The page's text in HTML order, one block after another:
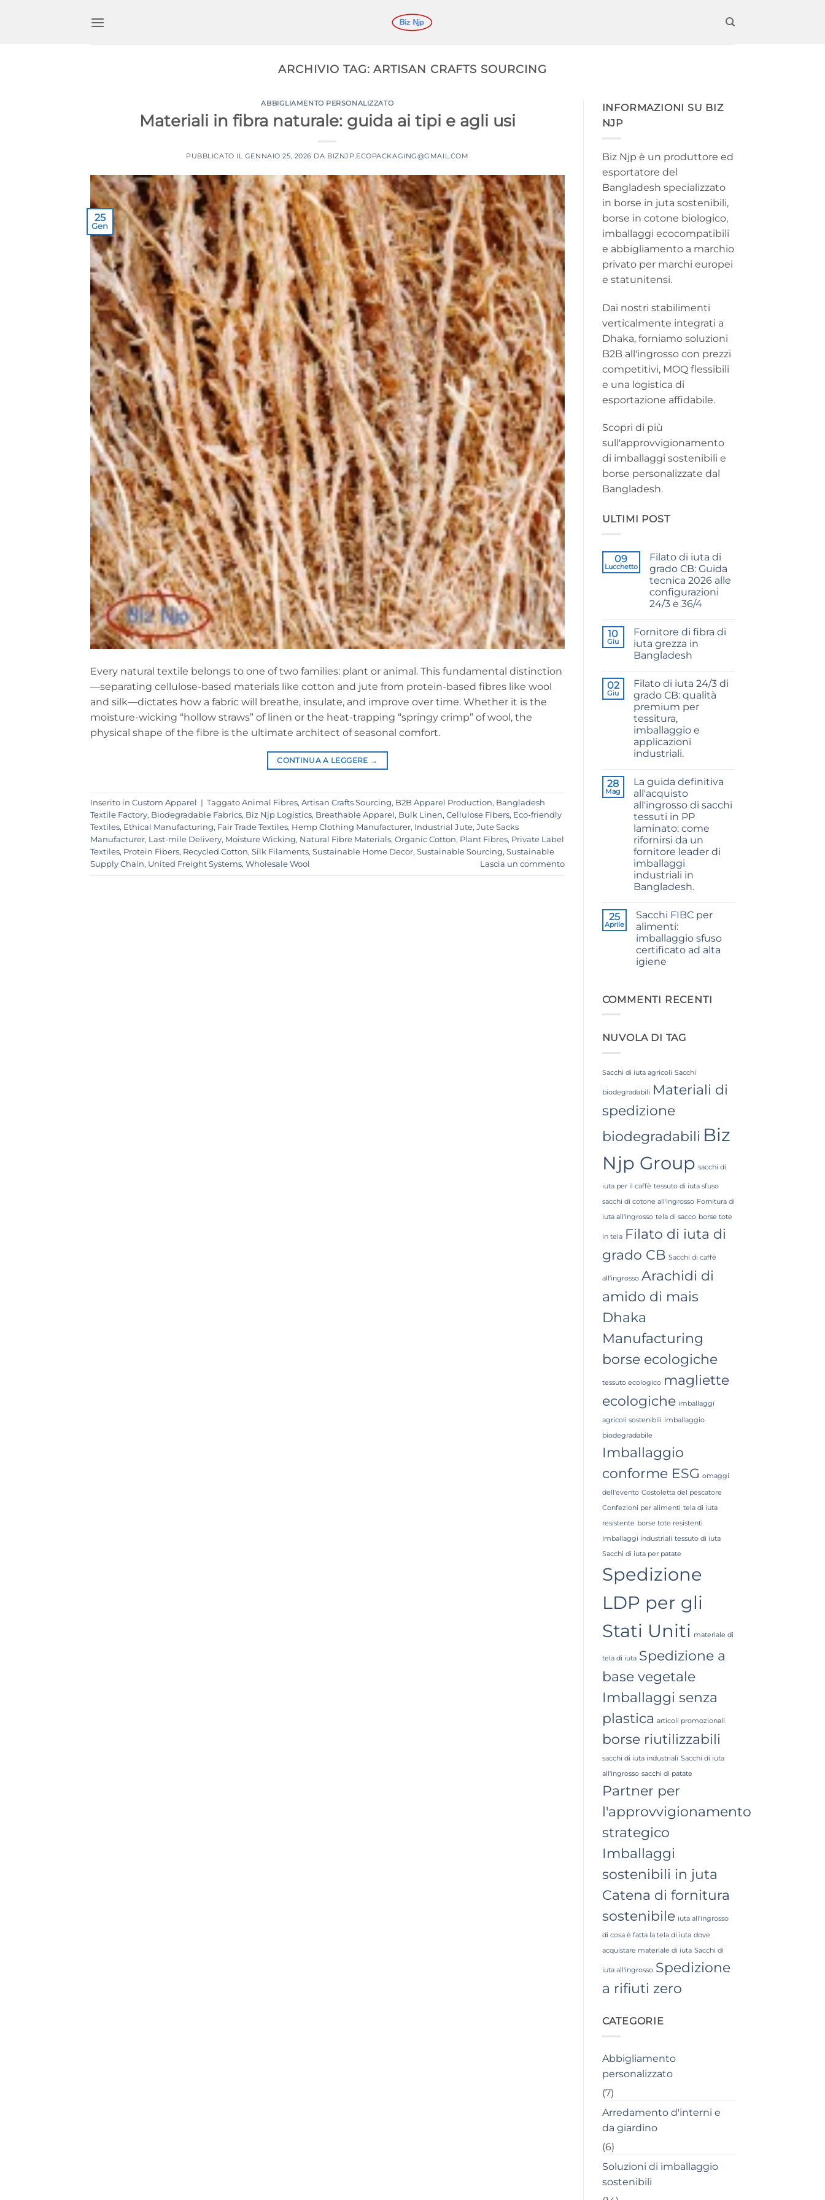
ARCHIVIO TAG:ARTISAN CRAFTS SOURCING
ABBIGLIAMENTO PERSONALIZZATO
Materiali in fibra naturale: guida ai tipi e agli usi
PUBBLICATO IL GENNAIO 25, 2026 DA BIZNJP.ECOPACKAGING@GMAIL.COM
25
Gen
Every natural textile belongs to one of two families: plant or animal. This fundamental distinction
—separating cellulose-based materials like cotton and jute from protein-based fibres like wool
and silk—dictates how a fabric will breathe, insulate, and improve over time. Whether it is the
moisture-wicking “hollow straws” of linen or the heat-trapping “springy crimp” of wool, the
physical shape of the fibre is the ultimate architect of seasonal comfort.
CONTINUA A LEGGERE →
Inserito in Custom Apparel | Taggato Animal Fibres, Artisan Crafts Sourcing, B2B Apparel Production, Bangladesh
Textile Factory, Biodegradable Fabrics, Biz Njp Logistics, Breathable Apparel, Bulk Linen, Cellulose Fibers, Eco-friendly
Textiles, Ethical Manufacturing, Fair Trade Textiles, Hemp Clothing Manufacturer, Industrial Jute, Jute Sacks
Manufacturer, Last-mile Delivery, Moisture Wicking, Natural Fibre Materials, Organic Cotton, Plant Fibres, Private Label
Textiles, Protein Fibers, Recycled Cotton, Silk Filaments, Sustainable Home Decor, Sustainable Sourcing, Sustainable
Supply Chain, United Freight Systems, Wholesale Wool Lascia un commento
INFORMAZIONI SU BIZ
NJP
Biz Njp è un produttore ed
esportatore del
Bangladesh specializzato
in borse in juta sostenibili,
borse in cotone biologico,
imballaggi ecocompatibili
e abbigliamento a marchio
privato per marchi europei
e statunitensi.
Dai nostri stabilimenti
verticalmente integrati a
Dhaka, forniamo soluzioni
B2B all'ingrosso con prezzi
competitivi, MOQ flessibili
e una logistica di
esportazione affidabile.
Scopri di più
sull'approvvigionamento
di imballaggi sostenibili e
borse personalizzate dal
Bangladesh.
ULTIMI POST
09
Lucchetto
Filato di iuta di
grado CB: Guida
tecnica 2026 alle
configurazioni
24/3 e 36/4
su
CB
Grade
Jute
Yarn:
Technical
2026
Guide
to
24/3
and
36/4
Configurations
10
Giu
Fornitore di fibra di
iuta grezza in
Bangladesh
su
Raw
Jute
Fibre
Supplier
Bangladesh
02
Giu
Filato di iuta 24/3 di
grado CB: qualità
premium per
tessitura,
imballaggio e
applicazioni
industriali.
su
24/3
CB
Grade
Jute
Yarn:
Premium
Quality
for
Weaving,
Packaging
and
Industrial
Applications
28
Mag
La guida definitiva
all'acquisto
all'ingrosso di sacchi
tessuti in PP
laminato: come
rifornirsi da un
fornitore leader di
imballaggi
industriali in
Bangladesh.
su
The
Ultimate
Guide
to
Laminated
PP
Woven
Sourcing
from
Packaging
Supplier
25
Aprile
Sacchi FIBC per
alimenti:
imballaggio sfuso
certificato ad alta
igiene
Food
Grade
High-
COMMENTI RECENTI
NUVOLA DI TAG
Sacchi di iuta agricoli Sacchi
biodegradabili Materiali di
spedizione
biodegradabili Biz
Njp Group sacchi di
iuta per il caffè tessuto di iuta sfuso
sacchi di cotone all'ingrosso Fornitura di
iuta all'ingrosso tela di sacco borse tote
in tela Filato di iuta di
grado CB Sacchi di caffè
all'ingrosso Arachidi di
amido di mais
Dhaka
Manufacturing
borse ecologiche
tessuto ecologico magliette
ecologiche imballaggi
agricoli sostenibili imballaggio
biodegradabile
Imballaggio
conforme ESG omaggi
dell'evento Costoletta del pescatore
Confezioni per alimenti tela di iuta
resistente borse tote resistenti
Imballaggi industriali tessuto di iuta
Sacchi di iuta per patate
Spedizione
LDP per gli
Stati Uniti materiale di
tela di iuta Spedizione a
base vegetale
Imballaggi senza
plastica articoli promozionali
borse riutilizzabili
sacchi di iuta industriali Sacchi di iuta
all'ingrosso sacchi di patate
Partner per
l'approvvigionamento
strategico
Imballaggi
sostenibili in juta
Catena di fornitura
sostenibile iuta all'ingrosso
di cosa è fatta la tela di iuta dove
acquistare materiale di iuta Sacchi di
iuta all'ingrosso Spedizione
a rifiuti zero
CATEGORIE
Abbigliamento
personalizzato
(7)
Arredamento d'interni e
da giardino
(6)
Soluzioni di imballaggio
sostenibili